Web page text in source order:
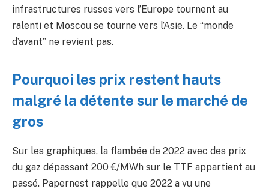
infrastructures russes vers l’Europe tournent au
ralenti et Moscou se tourne vers l’Asie. Le “monde
d’avant” ne revient pas.
Pourquoi les prix restent hauts
malgré la détente sur le marché de
gros
Sur les graphiques, la flambée de 2022 avec des prix
du gaz dépassant 200 €/MWh sur le TTF appartient au
passé. Papernest rappelle que 2022 a vu une